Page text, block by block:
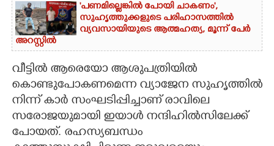
'പണമില്ലെങ്കിൽ പോയി ചാകണം',
സുഹൃത്തുക്കളുടെ പരിഹാസത്തിൽ
വ്യവസായിയുടെ ആത്മഹത്യ, മൂന്ന് പേർ
അറസ്റ്റിൽ
വീട്ടിൽ ആരെയോ ആശുപത്രിയിൽ
കൊണ്ടുപോകണമെന്ന വ്യാജേന സുഹൃത്തിൽ
നിന്ന് കാർ സംഘടിപ്പിച്ചാണ് രാവിലെ
സരോജയുമായി ഇയാൾ നന്ദിഹിൽസിലേക്ക്
പോയത്. രഹസ്യബന്ധം